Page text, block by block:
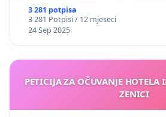
3 281 potpisa
3 281 Potpisi / 12 mjeseci
24 Sep 2025
PETICIJA ZA OČUVANJE
ZENICI